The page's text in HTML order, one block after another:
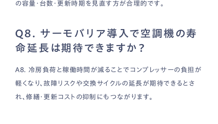
の容量・台数・更新時期を見直す方が合理的です。
Q8. サーモバリア導入で空調機の寿
命延長は期待できますか？
A8. 冷房負荷と稼働時間が減ることでコンプレッサーの負担が
軽くなり、故障リスクや交換サイクルの延長が期待できるとさ
れ、修繕・更新コストの抑制にもつながります。